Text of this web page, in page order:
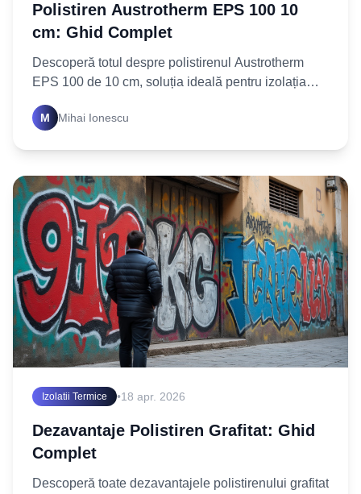
Polistiren Austrotherm EPS 100 10
cm: Ghid Complet
Descoperă totul despre polistirenul Austrotherm
EPS 100 de 10 cm, soluția ideală pentru izolația
termică a casei tale. Află cum să alegi și să montezi
corect
M Mihai Ionescu
Izolatii Termice •18 apr. 2026
Dezavantaje Polistiren Grafitat: Ghid
Complet
Descoperă toate dezavantajele polistirenului grafitat